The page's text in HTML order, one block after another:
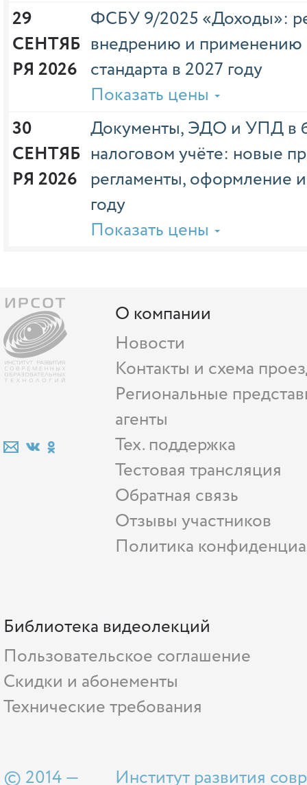
29
СЕНТЯБ
РЯ 2026
ФСБУ 9/2025 «Доходы»:
внедрению и применению
стандарта в 2027 году
Показать цены
30
СЕНТЯБ
РЯ 2026
Документы, ЭДО и УПД в
налоговом учёте: новые
регламенты, оформление
году
Показать цены
О компании
Новости
Контакты и схема
Региональные
агенты
Тех. поддержка
Тестовая трансляция
Обратная связь
Отзывы участников
Политика
Библиотека видеолекций
Пользовательское соглашение
Скидки и абонементы
Технические требования
© 2014 —
Институт развития